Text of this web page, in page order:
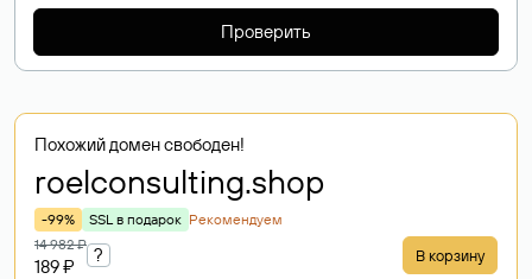
Проверить
Похожий домен свободен!
roelconsulting.shop
-99% SSL в подарок Рекомендуем
14 982 ₽
189 ₽
? В корзину